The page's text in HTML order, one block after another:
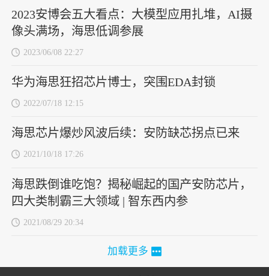
2023安博会五大看点：大模型应用扎堆，AI摄
像头满场，海思低调参展
2023/06/08 22:27
华为海思狂招芯片博士，突围EDA封锁
2022/07/18 12:15
海思芯片爆炒风波后续：安防缺芯拐点已来
2021/10/18 17:26
海思跌倒谁吃饱？揭秘崛起的国产安防芯片，
四大类制霸三大领域 | 智东西内参
2021/08/29 20:34
加载更多